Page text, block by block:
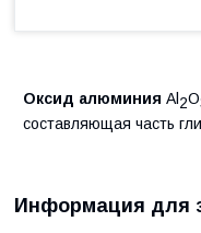
Оксид алюминия Al 2O
составляющая часть
Информация для